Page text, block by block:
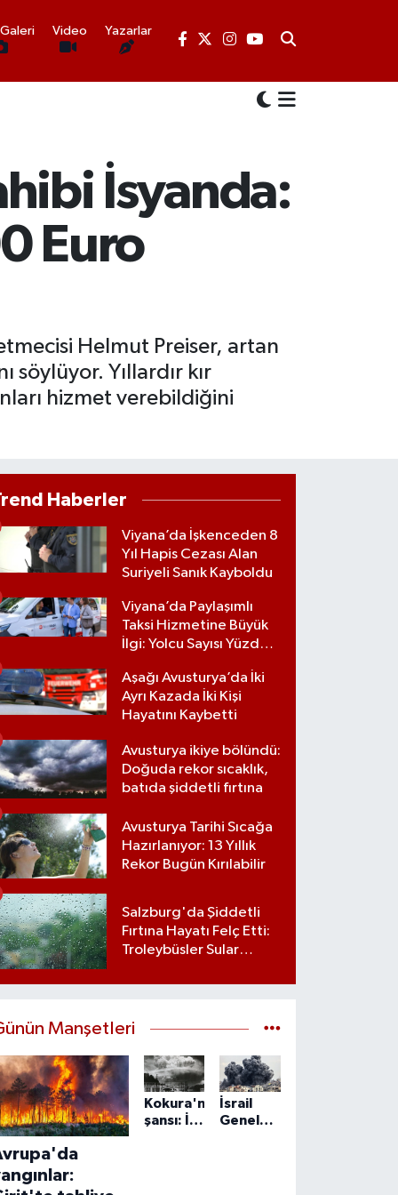
Video Yazarlar
İsyanda:
Euro
Helmut Preiser, artan
Yıllardır kır
hizmet verebildiğini
Haberler
Viyana’da İşkenceden 8
Yıl Hapis Cezası Alan
Suriyeli Sanık Kayboldu
Viyana’da Paylaşımlı
Taksi Hizmetine Büyük
İlgi: Yolcu Sayısı Yüzde
Aşağı Avusturya’da İki
Ayrı Kazada İki Kişi
Hayatını Kaybetti
Avusturya ikiye bölündü:
Doğuda rekor sıcaklık,
batıda şiddetli fırtına
Avusturya Tarihi Sıcağa
Hazırlanıyor: 13 Yıllık
Rekor Bugün Kırılabilir
Salzburg'da Şiddetli
Fırtına Hayatı Felç Etti:
Troleybüsler Sular
Manşetleri
Kokura'nın
şansı: İki
İsrail
Genelkurmay